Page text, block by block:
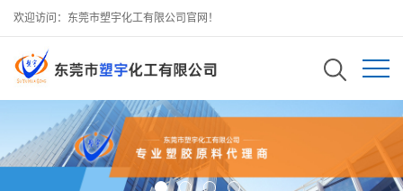
欢迎访问：东莞市塑宇化工有限公司官网！